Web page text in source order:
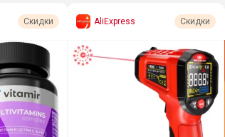
Скидки AliExpress Скидки